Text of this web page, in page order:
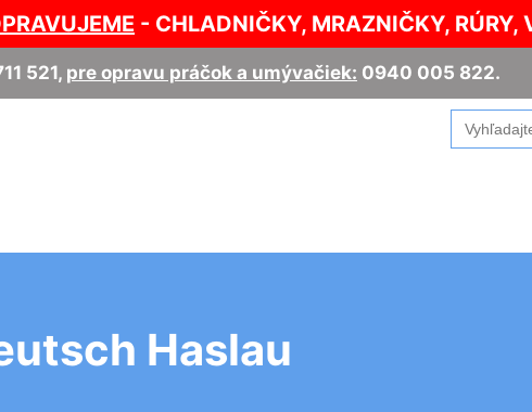
- CHLADNIČKY, MRAZNIČKY, RÚRY,
521, pre opravu práčok a umývačiek: 0940 005 822.
Search
for:
Haslau